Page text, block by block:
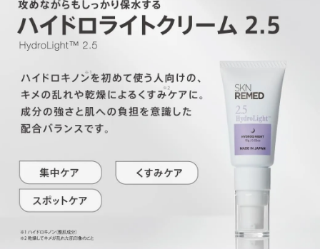
MY ACCOUNT
CART
LOGIN
ショップガイド
カテゴリ別
INSTAGRAM
BIANCA CLINIC
CONTACT